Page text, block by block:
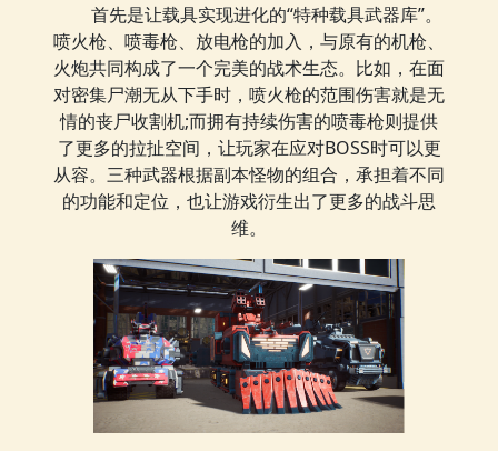
首先是让载具实现进化的“特种载具武器库”。
喷火枪、喷毒枪、放电枪的加入，与原有的机枪、
火炮共同构成了一个完美的战术生态。比如，在面
对密集尸潮无从下手时，喷火枪的范围伤害就是无
情的丧尸收割机;而拥有持续伤害的喷毒枪则提供
了更多的拉扯空间，让玩家在应对BOSS时可以更
从容。三种武器根据副本怪物的组合，承担着不同
的功能和定位，也让游戏衍生出了更多的战斗思
维。